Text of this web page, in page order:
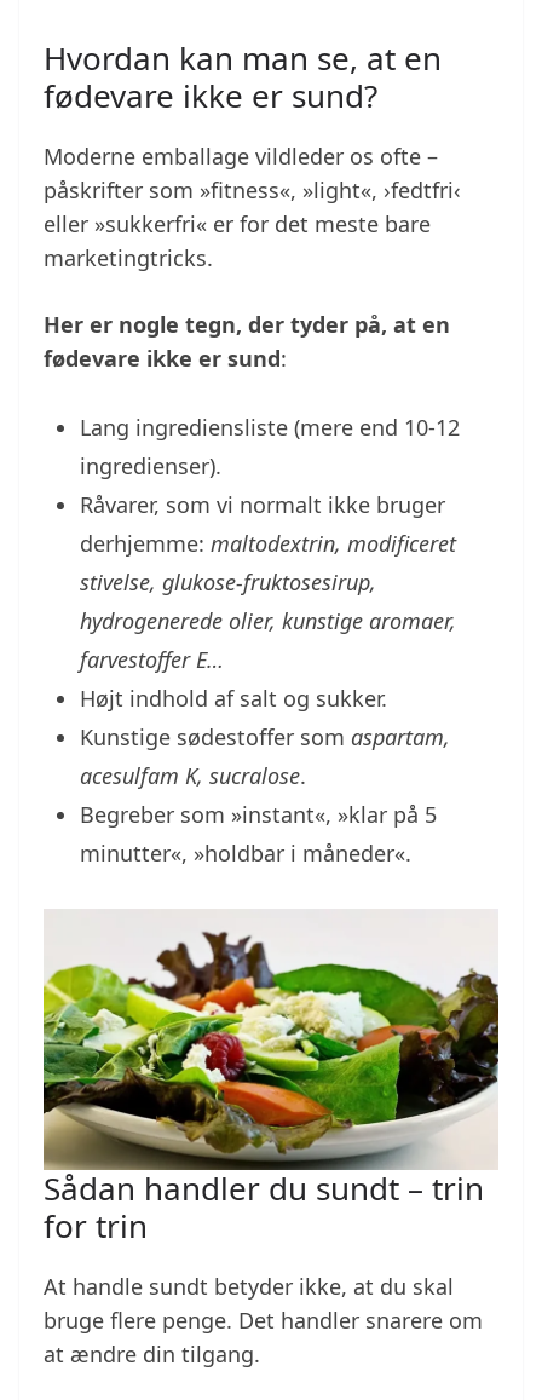
Hvordan kan man se, at en
fødevare ikke er sund?
Moderne emballage vildleder os ofte –
påskrifter som »fitness«, »light«, ›fedtfri‹
eller »sukkerfri« er for det meste bare
marketingtricks.
Her er nogle tegn, der tyder på, at en
fødevare ikke er sund:
Lang ingrediensliste (mere end 10-12
ingredienser).
Råvarer, som vi normalt ikke bruger
derhjemme: maltodextrin, modificeret
stivelse, glukose-fruktosesirup,
hydrogenerede olier, kunstige aromaer,
farvestoffer E…
Højt indhold af salt og sukker.
Kunstige sødestoffer som aspartam,
acesulfam K, sucralose.
Begreber som »instant«, »klar på 5
minutter«, »holdbar i måneder«.
Sådan handler du sundt – trin
for trin
At handle sundt betyder ikke, at du skal
bruge flere penge. Det handler snarere om
at ændre din tilgang.